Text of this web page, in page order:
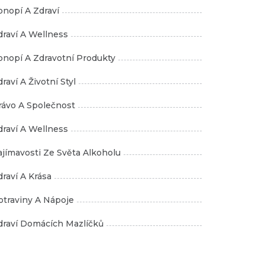
A Zdraví
A Wellness
A Zdravotní Produkty
A Životní Styl
A Společnost
A Wellness
Ze Světa Alkoholu
A Krása
A Nápoje
Domácích Mazlíčků